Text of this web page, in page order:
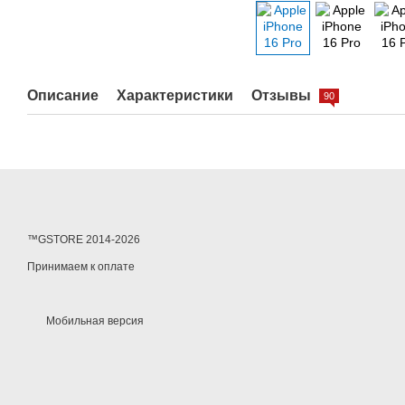
Описание Характеристики Отзывы 90
™GSTORE 2014-2026
Принимаем к оплате
Мобильная версия